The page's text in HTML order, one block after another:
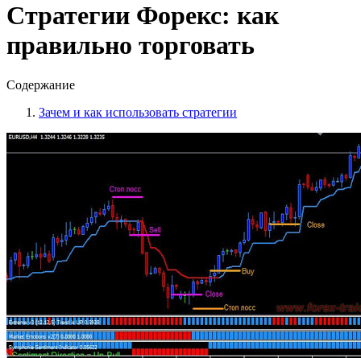
Стратегии Форекс: как
правильно торговать
Содержание
Зачем и как использовать стратегии